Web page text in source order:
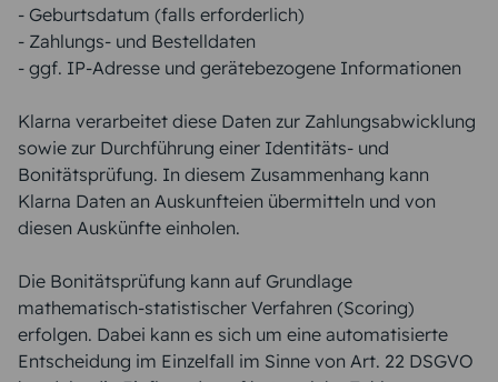
- Geburtsdatum (falls erforderlich)
- Zahlungs- und Bestelldaten
- ggf. IP-Adresse und gerätebezogene Informationen
Klarna verarbeitet diese Daten zur Zahlungsabwicklung
sowie zur Durchführung einer Identitäts- und
Bonitätsprüfung. In diesem Zusammenhang kann
Klarna Daten an Auskunfteien übermitteln und von
diesen Auskünfte einholen.
Die Bonitätsprüfung kann auf Grundlage
mathematisch-statistischer Verfahren (Scoring)
erfolgen. Dabei kann es sich um eine automatisierte
Entscheidung im Einzelfall im Sinne von Art. 22 DSGVO